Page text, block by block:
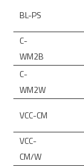
BL-PS
C-
WM2B
C-
WM2W
VCC-CM
VCC-
CM/W